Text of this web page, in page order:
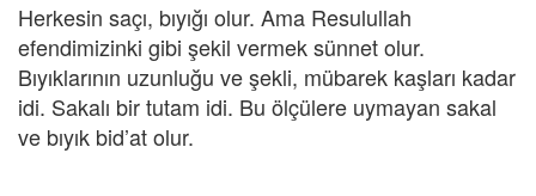
Herkesin saçı, bıyığı olur. Ama Resulullah
efendimizinki gibi şekil vermek sünnet olur.
Bıyıklarının uzunluğu ve şekli, mübarek kaşları kadar
idi. Sakalı bir tutam idi. Bu ölçülere uymayan sakal
ve bıyık bid’at olur.